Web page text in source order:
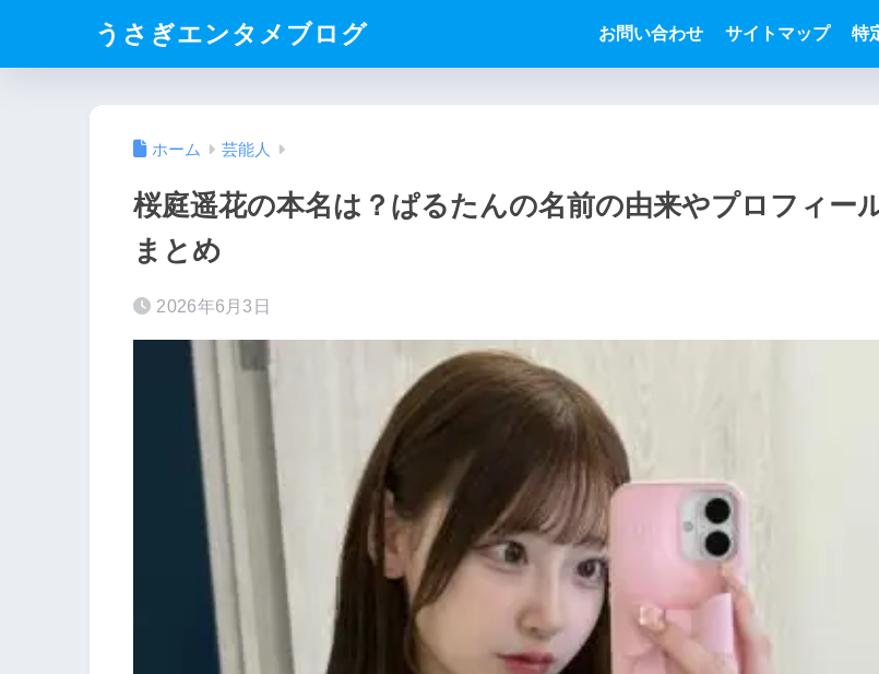
うさぎエンタメブログ お問い合わせ サイトマップ 特
ホーム 芸能人
桜庭遥花の本名は？ぱるたんの名前の由来やプロフィー
まとめ
2026年6月3日